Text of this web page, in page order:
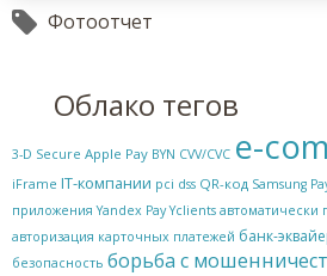
Фотоотчет
Облако тегов
3-D Secure Apple Pay BYN CVV/CVC e-
iFrame IT-компании pci dss QR-код Samsung
приложения Yandex Pay Yclients автоматически
авторизация карточных платежей банк-
безопасность борьба с